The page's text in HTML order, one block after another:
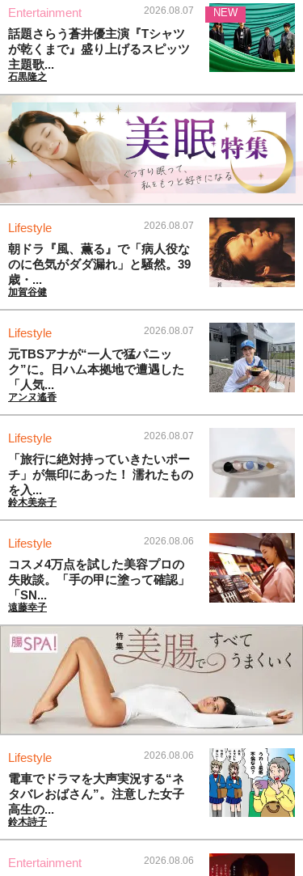
Entertainment 2026.08.07
話題さらう蒼井優主演『Tシャツ
が乾くまで』盛り上げるスピッツ
主題歌...
石黒隆之
NEW
Lifestyle 2026.08.07
朝ドラ『風、薫る』で「病人役な
のに色気がダダ漏れ」と騒然。39
歳・...
加賀谷健
Lifestyle 2026.08.07
元TBSアナが“一人で猛パニッ
ク”に。日ハム本拠地で遭遇した
「人気...
アンヌ遙香
Lifestyle 2026.08.07
「旅行に絶対持っていきたいポー
チ」が無印にあった！ 濡れたもの
を入...
鈴木美奈子
Lifestyle 2026.08.06
コスメ4万点を試した美容プロの
失敗談。「手の甲に塗って確認」
「SN...
遠藤幸子
Lifestyle 2026.08.06
電車でドラマを大声実況する“ネ
タバレおばさん”。注意した女子
高生の...
鈴木詩子
Entertainment 2026.08.06